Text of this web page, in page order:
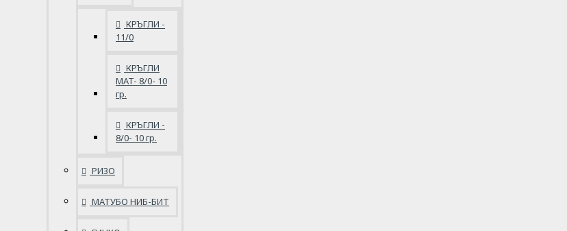
КРЪГЛИ -
11/0
КРЪГЛИ
MAT- 8/0- 10
гр.
КРЪГЛИ -
8/0- 10 гр.
РИЗО
МАТУБО НИБ-БИТ